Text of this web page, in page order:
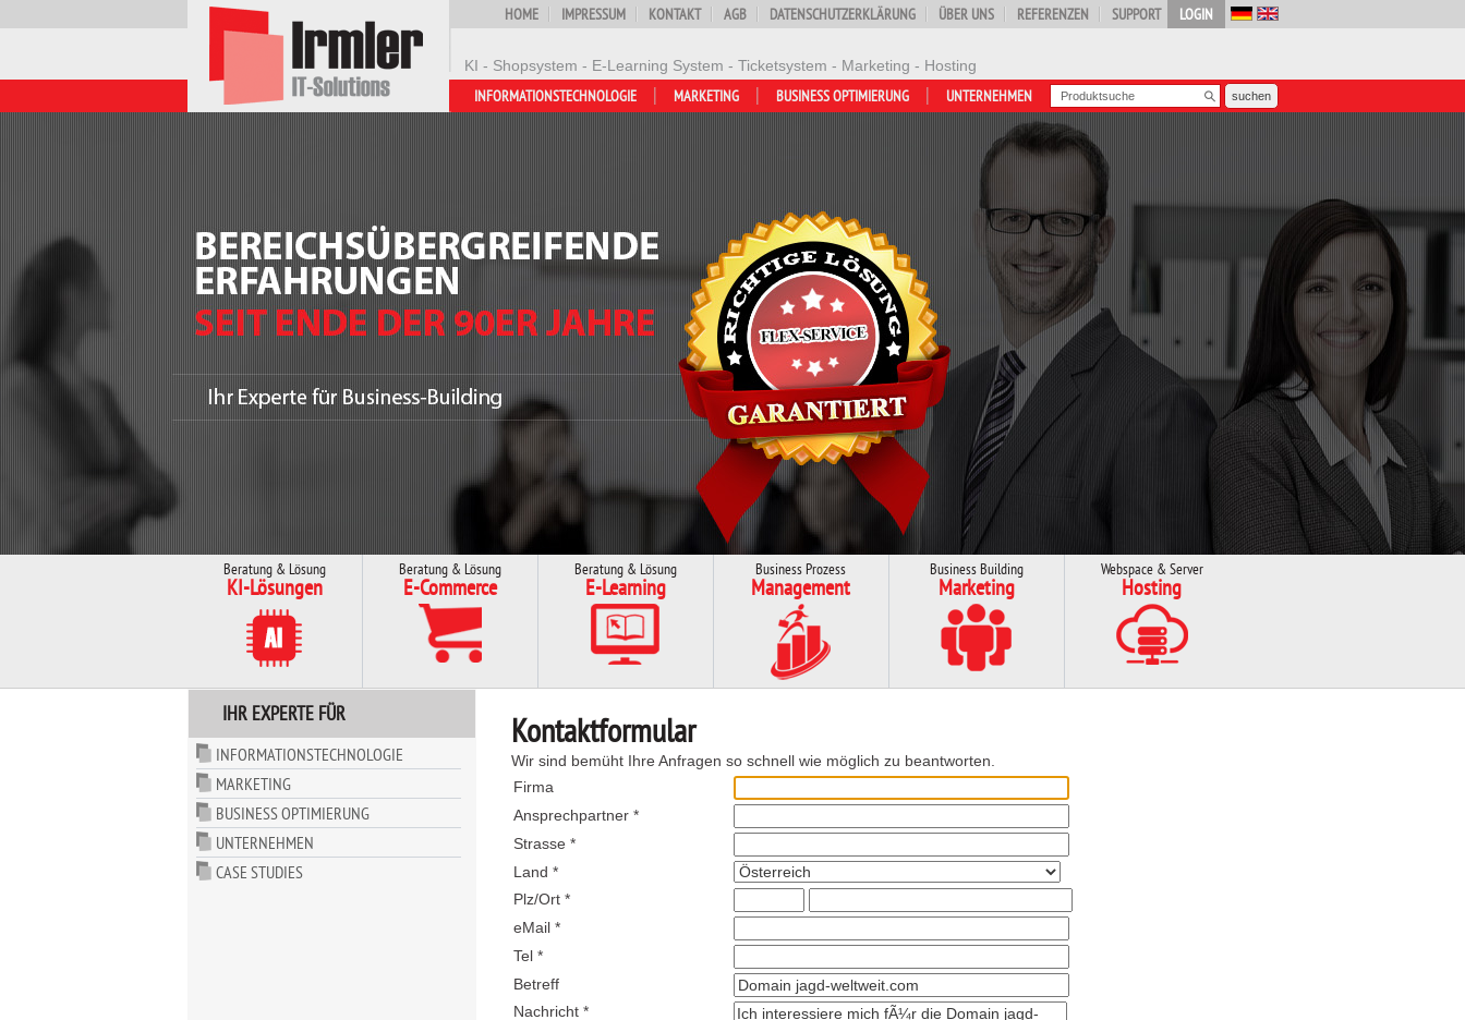
KI - Shopsystem - E-Learning System - Ticketsystem - Marketing - Hosting
LOGIN
HOME IMPRESSUM KONTAKT AGB DATENSCHUTZERKLÄRUNG ÜBER UNS REFERENZEN SUPPORT
UNTERNEHMEN
BUSINESS OPTIMIERUNG
MARKETING
INFORMATIONSTECHNOLOGIE
Beratung & Lösung
KI-Lösungen
Beratung & Lösung
E-Commerce
Beratung & Lösung
E-Learning
Business Prozess
Management
Business Building
Marketing
Webspace & Server
Hosting
IHR EXPERTE FÜR
INFORMATIONSTECHNOLOGIE
MARKETING
BUSINESS OPTIMIERUNG
UNTERNEHMEN
CASE STUDIES
Kontaktformular
Wir sind bemüht Ihre Anfragen so schnell wie möglich zu beantworten.
Firma
Ansprechpartner *
Strasse *
Land *
Plz/Ort *
eMail *
Tel *
Betreff
Nachricht *